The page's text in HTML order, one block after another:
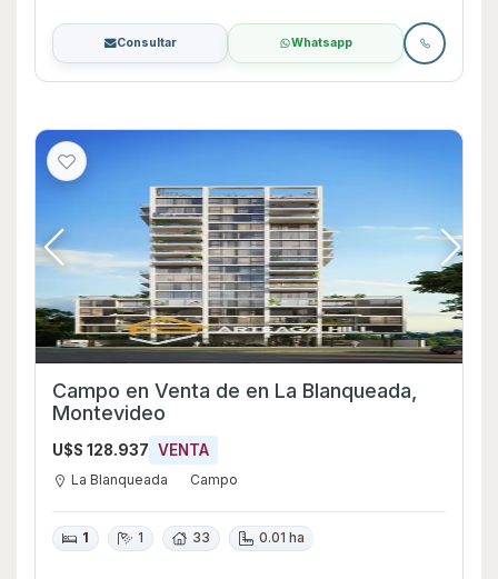
Consultar Whatsapp
Campo en Venta de en La Blanqueada,
Montevideo
U$S 128.937 VENTA
La Blanqueada Campo
1 1 33 0.01 ha